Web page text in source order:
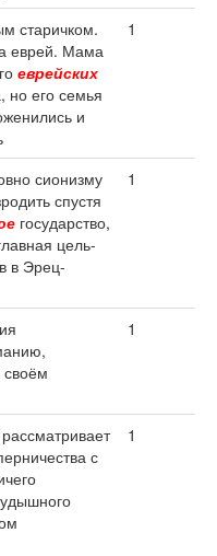
старичком.
еврей. Мама
еврейских
но его семья
и
1
сионизму
спустя
государство,
цель-
в Эрец-
1
своём
1
с
1